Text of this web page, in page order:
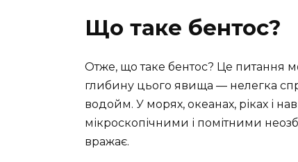
Що таке бентос?
Отже, що таке бентос? Це питання
глибину цього явища — нелегка
водойм. У морях, океанах, ріках і
мікроскопічними і помітними
вражає.